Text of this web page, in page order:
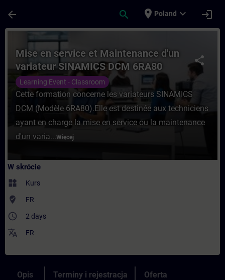
arrow_back search place Poland expand_more login
Kurs - Mise en service et Maintenance
share
Mise en service et Maintenance d'un
variateur SINAMICS DCM 6RA80
Learning Event - Classroom
Cette formation concerne les variateurs SINAMICS
DCM (Modèle 6RA80).Elle est destinée aux techniciens
ayant en charge la mise en service ou la maintenance
d'un varia...Więcej
W skrócie
widgets Kurs
where_to_vote FR
access_time 2 days
translate FR
Opis Terminy i rejestracja Oferta